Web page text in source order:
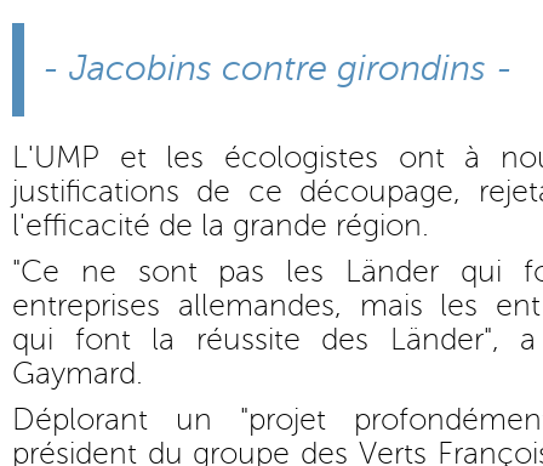
- Jacobins contre girondins -
L'UMP et les écologistes ont à
justifications de ce découpage,
l'efficacité de la grande région.
"Ce ne sont pas les Länder qui
entreprises allemandes, mais les
qui font la réussite des Länder",
Gaymard.
Déplorant un "projet
président du groupe des Verts